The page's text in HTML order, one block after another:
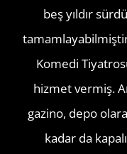
beş yıldır
Komedi
hizmet vermiş.
gazino, depo
kadar da